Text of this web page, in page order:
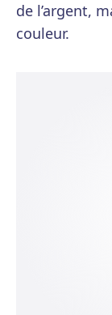
de l’argent,
couleur.